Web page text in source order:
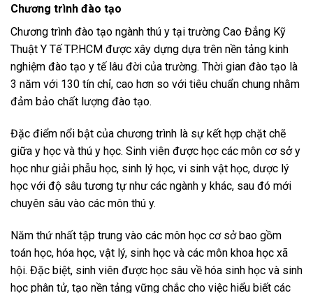
Chương trình đào tạo
Chương trình đào tạo ngành thú y tại trường Cao Đẳng Kỹ
Thuật Y Tế TP.HCM được xây dựng dựa trên nền tảng kinh
nghiệm đào tạo y tế lâu đời của trường. Thời gian đào tạo là
3 năm với 130 tín chỉ, cao hơn so với tiêu chuẩn chung nhằm
đảm bảo chất lượng đào tạo.
Đặc điểm nổi bật của chương trình là sự kết hợp chặt chẽ
giữa y học và thú y học. Sinh viên được học các môn cơ sở y
học như giải phẫu học, sinh lý học, vi sinh vật học, dược lý
học với độ sâu tương tự như các ngành y khác, sau đó mới
chuyên sâu vào các môn thú y.
Năm thứ nhất tập trung vào các môn học cơ sở bao gồm
toán học, hóa học, vật lý, sinh học và các môn khoa học xã
hội. Đặc biệt, sinh viên được học sâu về hóa sinh học và sinh
học phân tử, tạo nền tảng vững chắc cho việc hiểu biết các